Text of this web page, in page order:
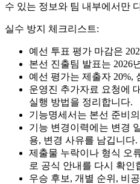
수 있는 정보와 팀 내부에서만
실수 방지 체크리스트:
예선 투표 평가 마감은
본선 진출팀 발표는 2026
예선 평가는 제출자 20%,
운영진 추가자료 요청에
실행 방법을 정리합니다.
기능명세서는 본선 준비
기능 변경이력에는 변경
용, 변경 사유를 남깁니다.
제출물 누락이나 형식 오
로 공식 안내를 다시 확인
우승 후보, 개별 순위, 비